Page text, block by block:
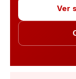
Ver